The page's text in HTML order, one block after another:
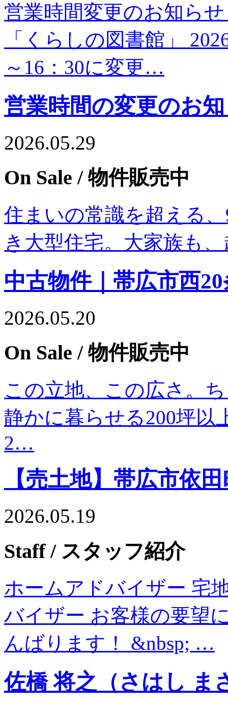
営業時間変更のお知ら
「くらしの図書館」
～16：30に変更…
営業時間の変更のお
2026.05.29
On Sale / 物件販売中
住まいの常識を超える
き大型住宅。大家族も
中古物件｜帯広市西
2026.05.20
On Sale / 物件販売中
この立地、この広さ。
静かに暮らせる200坪以
2…
【売土地】帯広市依
2026.05.19
Staff/ スタッフ紹介
ホームアドバイザー 宅
バイザー お客様の要望
んばります！ &nbsp; …
佐橋 将之（さはし ま